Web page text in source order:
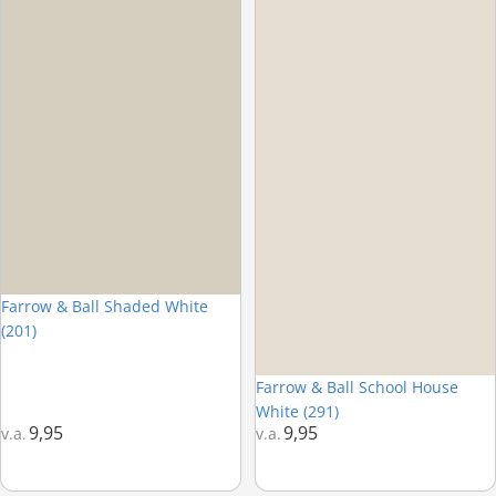
Farrow & Ball Shaded White
(201)
v.a.9,95
Farrow & Ball School House
White (291)
v.a.9,95